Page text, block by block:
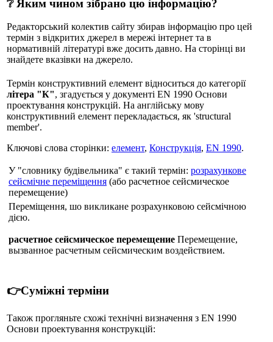
❔ Яким чином зібрано цю інформацію?
Редакторський колектив сайту збирав інформацію про цей
термін з відкритих джерел в мережі інтернет та в
нормативній літературі вже досить давно. На сторінці ви
знайдете вказівки на джерело.
Термін конструктивний елемент відноситься до категорії
літера "К", згадується у документі EN 1990 Основи
проектування конструкцій. На англійську мову
конструктивний елемент перекладається, як 'structural
member'.
Ключові слова сторінки: елемент, Конструкція, EN 1990.
У "словнику будівельника" є такий термін: розрахункове
сейсмічне переміщення (або расчетное сейсмическое
перемещение)
Переміщення, шо викликане розрахунковою сейсмічною
дією.
расчетное сейсмическое перемещение Перемещение,
вызванное расчетным сейсмическим воздействием.
👉Суміжні терміни
Також прогляньте схожі технічні визначення з EN 1990
Основи проектування конструкцій: